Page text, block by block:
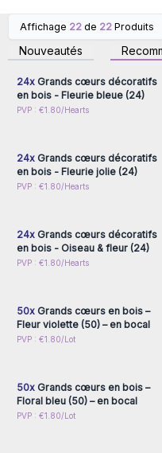
magnifiques designs de
s’adaptent à divers
passant par le
Chaque cœur est
jute permettant de les
Deux tailles sont
grande (5 x 5 x 2,5 cm).
décoration a été réalisée
davantage de stock ici et
Bois Décoratifs faits à la
Affichage 22 de 22 Produits
Nouveautés
Connectez-vous ou
inscrivez-vous pour
accéder aux prix de gros
24xGrands cœurs décoratifs
en bois - Fleurie bleue (24)
PVP : €1.80/Hearts
Connectez-vous ou
24xGrands cœurs décoratifs
en bois - Fleurie jolie (24)
PVP : €1.80/Hearts
Connectez-vous ou
24xGrands cœurs décoratifs
en bois - Oiseau & fleur (24)
PVP : €1.80/Hearts
Connectez-vous ou
50xGrands cœurs en bois –
Fleur violette (50) – en bocal
PVP : €1.80/LotConnectez-vous ou
50xGrands cœurs en bois –
Floral bleu (50) – en bocal
PVP : €1.80/LotConnectez-vous ou